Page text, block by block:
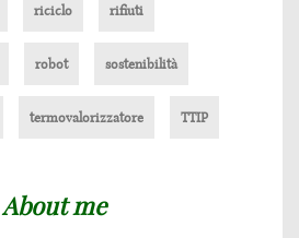
riciclo rifiuti
robot sostenibilità
termovalorizzatore TTIP
About me